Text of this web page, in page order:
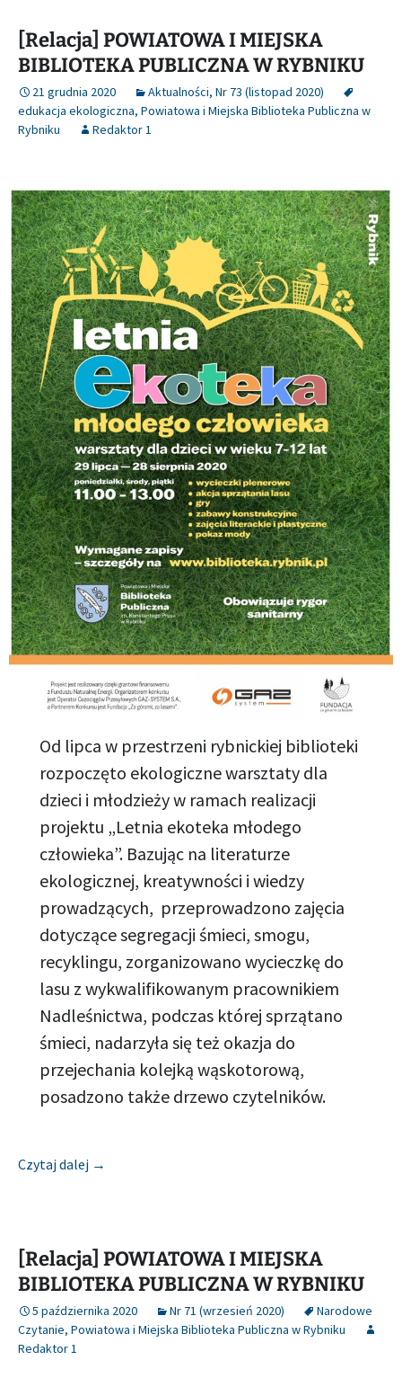
[Relacja] POWIATOWA I MIEJSKA
BIBLIOTEKA PUBLICZNA W RYBNIKU
21 grudnia 2020 Aktualności, Nr 73 (listopad 2020)
edukacja ekologiczna, Powiatowa i Miejska Biblioteka Publiczna w
Rybniku
Redaktor 1
Od lipca w przestrzeni rybnickiej biblioteki
rozpoczęto ekologiczne warsztaty dla
dzieci i młodzieży w ramach realizacji
projektu „Letnia ekoteka młodego
człowieka”. Bazując na literaturze
ekologicznej, kreatywności i wiedzy
prowadzących, przeprowadzono zajęcia
dotyczące segregacji śmieci, smogu,
recyklingu, zorganizowano wycieczkę do
lasu z wykwalifikowanym pracownikiem
Nadleśnictwa, podczas której sprzątano
śmieci, nadarzyła się też okazja do
przejechania kolejką wąskotorową,
posadzono także drzewo czytelników.
Czytaj dalej [Relacja] POWIATOWA I MIEJSKA BIBLIOTEKA
→
[Relacja] POWIATOWA I MIEJSKA
BIBLIOTEKA PUBLICZNA W RYBNIKU
5 października 2020 Nr 71 (wrzesień 2020)
Narodowe
Czytanie, Powiatowa i Miejska Biblioteka Publiczna w Rybniku
Redaktor 1